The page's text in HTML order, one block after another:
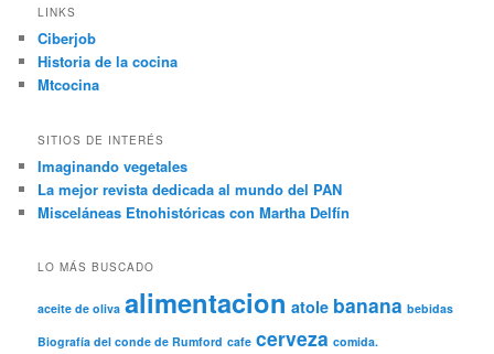
LINKS
Ciberjob
Historia de la cocina
Mtcocina
SITIOS DE INTERÉS
Imaginando vegetales
La mejor revista dedicada al mundo del PAN
Misceláneas Etnohistóricas con Martha Delfín
LO MÁS BUSCADO
aceite de oliva alimentacion atole banana bebidas
Biografía del conde de Rumford cafe cerveza comida.